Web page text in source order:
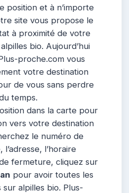
position et à n’importe
site vous propose le
à proximité de votre
bio. Aujourd’hui
proche.com vous
votre destination
de vous sans perdre
temps.
dans la carte pour
vers votre destination
le numéro de
l’horaire
fermeture, cliquez sur
pour avoir toutes les
sur alpilles bio. Plus-